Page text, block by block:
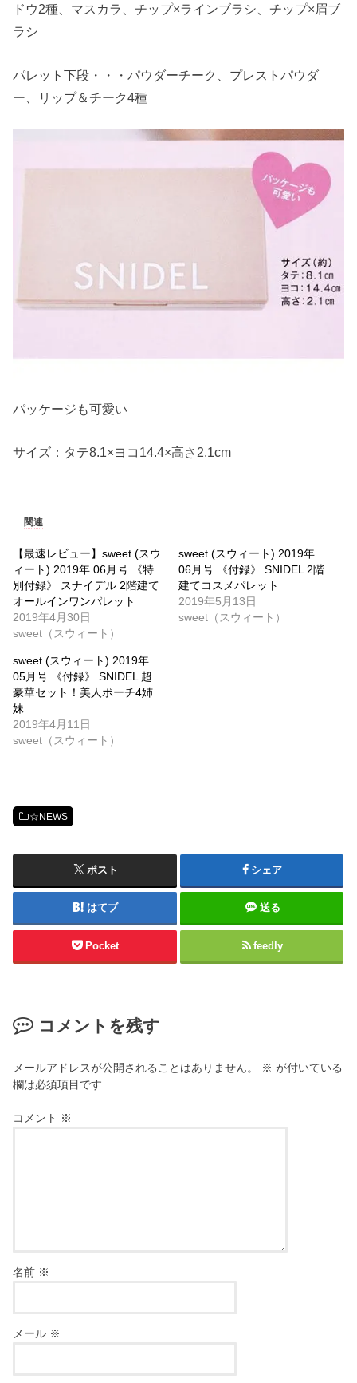
ドウ2種、マスカラ、チップ×ラインブラシ、チップ×眉ブ
ラシ
パレット下段・・・パウダーチーク、プレストパウダ
ー、リップ＆チーク4種
パッケージも可愛い
サイズ：タテ8.1×ヨコ14.4×高さ2.1cm
関連
【最速レビュー】sweet (スウ
ィート) 2019年 06月号 《特
別付録》 スナイデル 2階建て
オールインワンパレット
2019年4月30日
sweet（スウィート）
sweet (スウィート) 2019年
06月号 《付録》 SNIDEL 2階
建てコスメパレット
2019年5月13日
sweet（スウィート）
sweet (スウィート) 2019年
05月号 《付録》 SNIDEL 超
豪華セット！美人ポーチ4姉
妹
2019年4月11日
sweet（スウィート）
☆NEWS
ポスト シェア
はてブ 送る
Pocket feedly
コメントを残す
メールアドレスが公開されることはありません。 ※ が付いている
欄は必須項目です
コメント ※
名前 ※
メール ※